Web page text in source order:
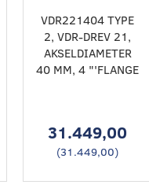
VDR221404 TYPE
2, VDR-DREV 21,
AKSELDIAMETER
40 MM, 4 "'FLANGE
31.449,00
(31.449,00)